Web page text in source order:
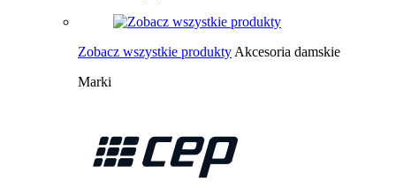
Zobacz wszystkie produkty Akcesoria damskie
Marki